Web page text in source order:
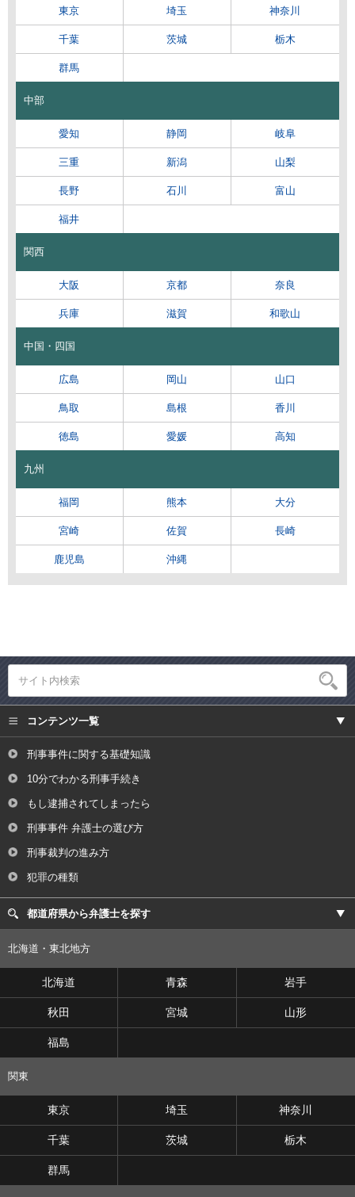
東京 埼玉 神奈川
千葉 茨城 栃木
群馬
中部
愛知 静岡 岐阜
三重 新潟 山梨
長野 石川 富山
福井
関西
大阪 京都 奈良
兵庫 滋賀 和歌山
中国・四国
広島 岡山 山口
鳥取 島根 香川
徳島 愛媛 高知
九州
福岡 熊本 大分
宮崎 佐賀 長崎
鹿児島 沖縄
コンテンツ一覧
刑事事件に関する基礎知識
10分でわかる刑事手続き
もし逮捕されてしまったら
刑事事件 弁護士の選び方
刑事裁判の進み方
犯罪の種類
都道府県から弁護士を探す
北海道・東北地方
北海道 青森 岩手
秋田 宮城 山形
福島
関東
東京 埼玉 神奈川
千葉 茨城 栃木
群馬